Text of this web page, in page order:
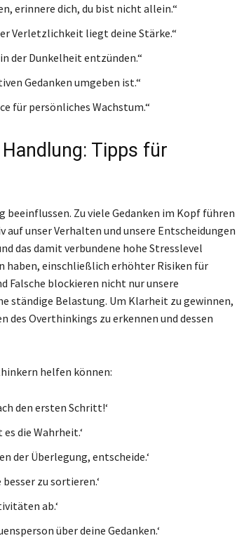
erinnere dich, du bist nicht allein.“
Verletzlichkeit liegt deine Stärke.“
der Dunkelheit entzünden.“
Gedanken umgeben ist.“
für persönliches Wachstum.“
Tipps für
Zu viele Gedanken im Kopf führen
unser Verhalten und unsere Entscheidungen
das damit verbundene hohe Stresslevel
haben, einschließlich erhöhter Risiken für
Falsche blockieren nicht nur unsere
ständige Belastung. Um Klarheit zu gewinnen,
des Overthinkings zu erkennen und dessen
helfen können:
den ersten Schritt!‘
die Wahrheit.‘
der Überlegung, entscheide.‘
zu sortieren.‘
ab.‘
über deine Gedanken.‘